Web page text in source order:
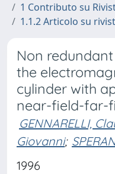
1 Contributo su
1.1.2 Articolo su
Non
the
cylinder with
near-field-far-
GENNARELLI,
Giovanni;
1996